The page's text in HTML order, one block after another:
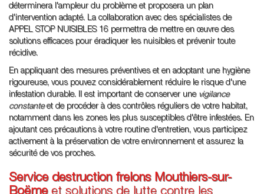
déterminera l'ampleur du problème et proposera un plan
d'intervention adapté. La collaboration avec des spécialistes de
APPEL STOP NUISIBLES 16 permettra de mettre en œuvre des
solutions efficaces pour éradiquer les nuisibles et prévenir toute
récidive.
En appliquant des mesures préventives et en adoptant une hygiène
rigoureuse, vous pouvez considérablement réduire le risque d'une
infestation durable. Il est important de conserver une vigilance
constanteet de procéder à des contrôles réguliers de votre habitat,
notamment dans les zones les plus susceptibles d'être infestées. En
ajoutant ces précautions à votre routine d'entretien, vous participez
activement à la préservation de votre environnement et assurez la
sécurité de vos proches.
Service destruction frelons Mouthiers-sur-